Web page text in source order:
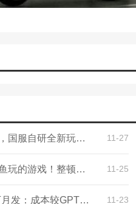
狄瑞吉攻坚战正式爆料，国服自研全新玩法、重量级大奖揭晓！ 11-27
老板最不希望你上班摸鱼玩的游戏！整顿职场题材RPG《恶魔会社：入职》攻略——正式上架Steam 11-25
消息称DeepSeek R2下月发：成本较GPT降97% 11-23